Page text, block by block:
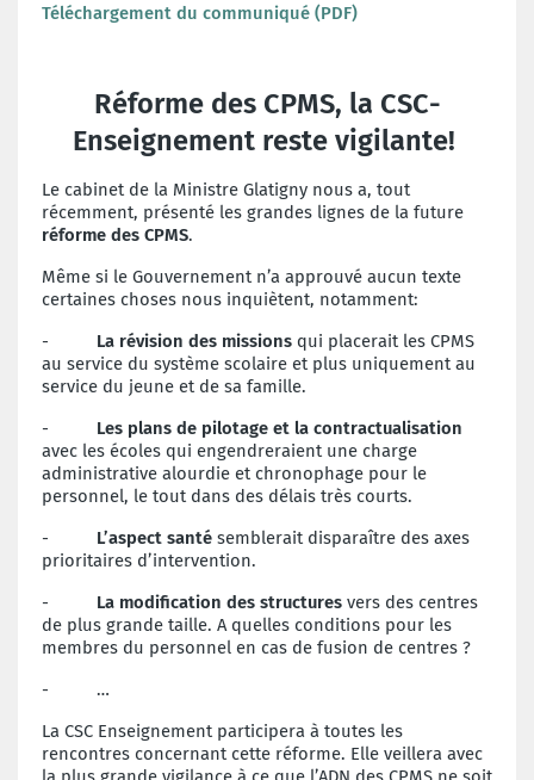
Téléchargement du communiqué (PDF)
Réforme des CPMS, la CSC-
Enseignement reste vigilante!
Le cabinet de la Ministre Glatigny nous a, tout
récemment, présenté les grandes lignes de la future
réforme des CPMS.
Même si le Gouvernement n’a approuvé aucun texte
certaines choses nous inquiètent, notamment:
-
La révision des missions qui placerait les CPMS
au service du système scolaire et plus uniquement au
service du jeune et de sa famille.
-
Les plans de pilotage et la contractualisation
avec les écoles qui engendreraient une charge
administrative alourdie et chronophage pour le
personnel, le tout dans des délais très courts.
-
L’aspect santé semblerait disparaître des axes
prioritaires d’intervention.
-
La modification des structures vers des centres
de plus grande taille. A quelles conditions pour les
membres du personnel en cas de fusion de centres ?
-
…
La CSC Enseignement participera à toutes les
rencontres concernant cette réforme. Elle veillera avec